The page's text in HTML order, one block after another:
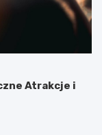
Atrakcje i